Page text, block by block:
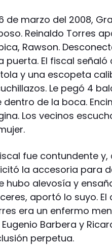
de marzo del 2008,
Reinaldo Torres
Rawson.
puerta. El fiscal
y una escopeta
Le pegó 4
dentro de la boca.
Los vecinos
fue contundente
la accesoria para
hubo alevosía y
aportó lo suyo.
era un enfermo
Eugenio Barbera y
perpetua.